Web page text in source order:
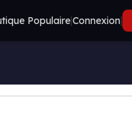
Populaire|Connexion|